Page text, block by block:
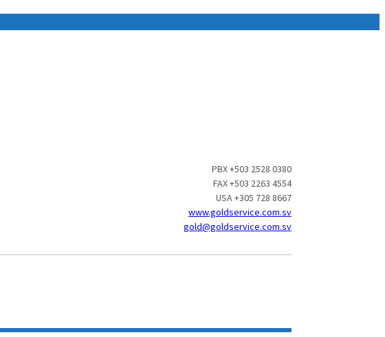
PBX +503 2528 0380
FAX +503 2263 4554
USA +305 728 8667
www.goldservice.com.sv
gold@goldservice.com.sv